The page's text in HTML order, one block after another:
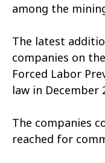
among the
The latest
companies on
Forced Labor
law in December
The companies
reached for